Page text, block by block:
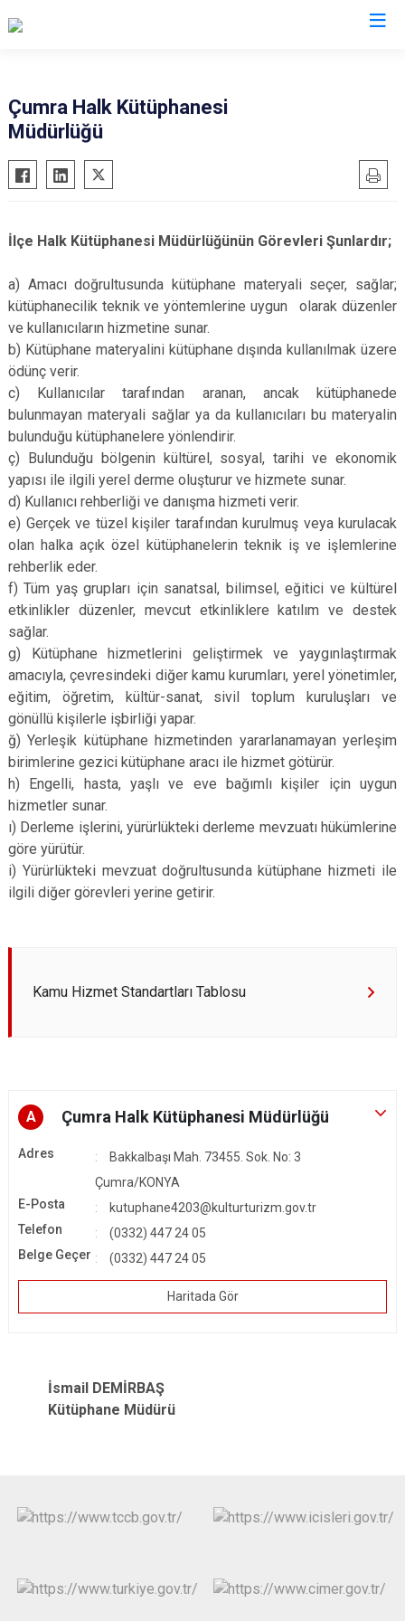
Ahırlı
Akören
Beyşehir
Bozkır
Çeltik
Cihanbeyli
Çumra
Derbent
Derebucak
Halkapınar
Hüyük
Ilgın
Karapınar
Karatay
Seydişehir
Taşkent
Tuzlukçu
Çumra Halk Kütüphanesi
Müdürlüğü
İlçe Halk Kütüphanesi Müdürlüğünün Görevleri Şunlardır;
a) Amacı doğrultusunda kütüphane materyali seçer, sağlar;
kütüphanecilik teknik ve yöntemlerine uygun olarak düzenler
ve kullanıcıların hizmetine sunar.
b) Kütüphane materyalini kütüphane dışında kullanılmak üzere
ödünç verir.
c) Kullanıcılar tarafından aranan, ancak kütüphanede
bulunmayan materyali sağlar ya da kullanıcıları bu materyalin
bulunduğu kütüphanelere yönlendirir.
ç) Bulunduğu bölgenin kültürel, sosyal, tarihi ve ekonomik
yapısı ile ilgili yerel derme oluşturur ve hizmete sunar.
d) Kullanıcı rehberliği ve danışma hizmeti verir.
e) Gerçek ve tüzel kişiler tarafından kurulmuş veya kurulacak
olan halka açık özel kütüphanelerin teknik iş ve işlemlerine
rehberlik eder.
f) Tüm yaş grupları için sanatsal, bilimsel, eğitici ve kültürel
etkinlikler düzenler, mevcut etkinliklere katılım ve destek
sağlar.
g) Kütüphane hizmetlerini geliştirmek ve yaygınlaştırmak
amacıyla, çevresindeki diğer kamu kurumları, yerel yönetimler,
eğitim, öğretim, kültür-sanat, sivil toplum kuruluşları ve
gönüllü kişilerle işbirliği yapar.
ğ) Yerleşik kütüphane hizmetinden yararlanamayan yerleşim
birimlerine gezici kütüphane aracı ile hizmet götürür.
h) Engelli, hasta, yaşlı ve eve bağımlı kişiler için uygun
hizmetler sunar.
ı) Derleme işlerini, yürürlükteki derleme mevzuatı hükümlerine
göre yürütür.
i) Yürürlükteki mevzuat doğrultusunda kütüphane hizmeti ile
ilgili diğer görevleri yerine getirir.
Kamu Hizmet Standartları Tablosu
A Çumra Halk Kütüphanesi Müdürlüğü
Adres
Bakkalbaşı Mah. 73455. Sok. No: 3
Çumra/KONYA
E-Posta
kutuphane4203@kulturturizm.gov.tr
Telefon
(0332) 447 24 05
Belge Geçer
(0332) 447 24 05
Haritada Gör
İsmail DEMİRBAŞ
Kütüphane Müdürü